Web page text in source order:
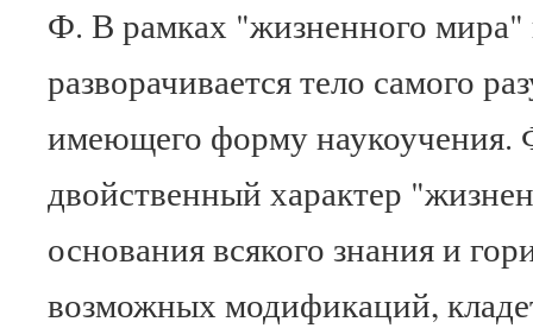
Ф. В рамках "жизненного мира"
разворачивается тело самого
имеющего форму наукоучения.
двойственный характер
основания всякого знания и
возможных модификаций,